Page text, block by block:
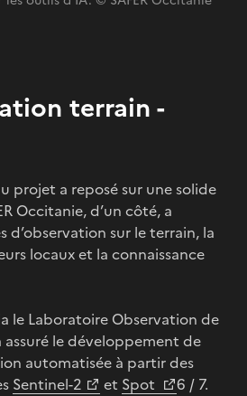
terrain -
projet a reposé sur une solide
Occitanie, d’un côté, a
d’observation sur le terrain, la
locaux et la connaissance
le Laboratoire Observation de
assuré le développement de
automatisée à partir des
Sentinel-2 et Spot
6 / 7.